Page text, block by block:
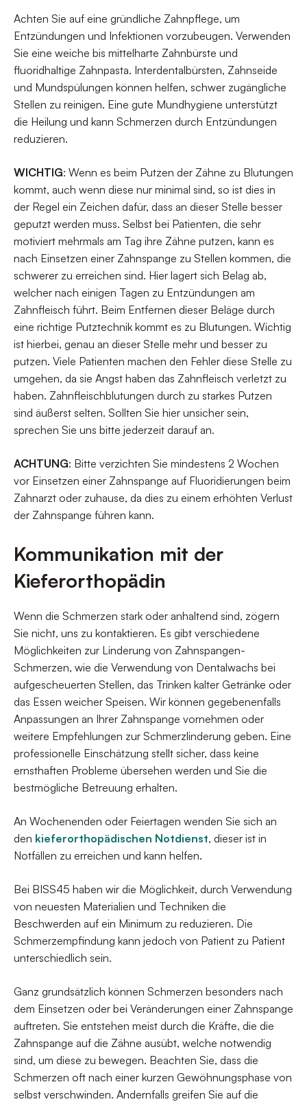
Achten Sie auf eine gründliche Zahnpflege, um
Entzündungen und Infektionen vorzubeugen. Verwenden
Sie eine weiche bis mittelharte Zahnbürste und
fluoridhaltige Zahnpasta. Interdentalbürsten, Zahnseide
und Mundspülungen können helfen, schwer zugängliche
Stellen zu reinigen. Eine gute Mundhygiene unterstützt
die Heilung und kann Schmerzen durch Entzündungen
reduzieren.
WICHTIG: Wenn es beim Putzen der Zähne zu Blutungen
kommt, auch wenn diese nur minimal sind, so ist dies in
der Regel ein Zeichen dafür, dass an dieser Stelle besser
geputzt werden muss. Selbst bei Patienten, die sehr
motiviert mehrmals am Tag ihre Zähne putzen, kann es
nach Einsetzen einer Zahnspange zu Stellen kommen, die
schwerer zu erreichen sind. Hier lagert sich Belag ab,
welcher nach einigen Tagen zu Entzündungen am
Zahnfleisch führt. Beim Entfernen dieser Beläge durch
eine richtige Putztechnik kommt es zu Blutungen. Wichtig
ist hierbei, genau an dieser Stelle mehr und besser zu
putzen. Viele Patienten machen den Fehler diese Stelle zu
umgehen, da sie Angst haben das Zahnfleisch verletzt zu
haben. Zahnfleischblutungen durch zu starkes Putzen
sind äußerst selten. Sollten Sie hier unsicher sein,
sprechen Sie uns bitte jederzeit darauf an.
ACHTUNG: Bitte verzichten Sie mindestens 2 Wochen
vor Einsetzen einer Zahnspange auf Fluoridierungen beim
Zahnarzt oder zuhause, da dies zu einem erhöhten Verlust
der Zahnspange führen kann.
Kommunikation mit der
Kieferorthopädin
Wenn die Schmerzen stark oder anhaltend sind, zögern
Sie nicht, uns zu kontaktieren. Es gibt verschiedene
Möglichkeiten zur Linderung von Zahnspangen-
Schmerzen, wie die Verwendung von Dentalwachs bei
aufgescheuerten Stellen, das Trinken kalter Getränke oder
das Essen weicher Speisen. Wir können gegebenenfalls
Anpassungen an Ihrer Zahnspange vornehmen oder
weitere Empfehlungen zur Schmerzlinderung geben. Eine
professionelle Einschätzung stellt sicher, dass keine
ernsthaften Probleme übersehen werden und Sie die
bestmögliche Betreuung erhalten.
An Wochenenden oder Feiertagen wenden Sie sich an
den kieferorthopädischen Notdienst, dieser ist in
Notfällen zu erreichen und kann helfen.
Bei BISS45 haben wir die Möglichkeit, durch Verwendung
von neuesten Materialien und Techniken die
Beschwerden auf ein Minimum zu reduzieren. Die
Schmerzempfindung kann jedoch von Patient zu Patient
unterschiedlich sein.
Ganz grundsätzlich können Schmerzen besonders nach
dem Einsetzen oder bei Veränderungen einer Zahnspange
auftreten. Sie entstehen meist durch die Kräfte, die die
Zahnspange auf die Zähne ausübt, welche notwendig
sind, um diese zu bewegen. Beachten Sie, dass die
Schmerzen oft nach einer kurzen Gewöhnungsphase von
selbst verschwinden. Andernfalls greifen Sie auf die